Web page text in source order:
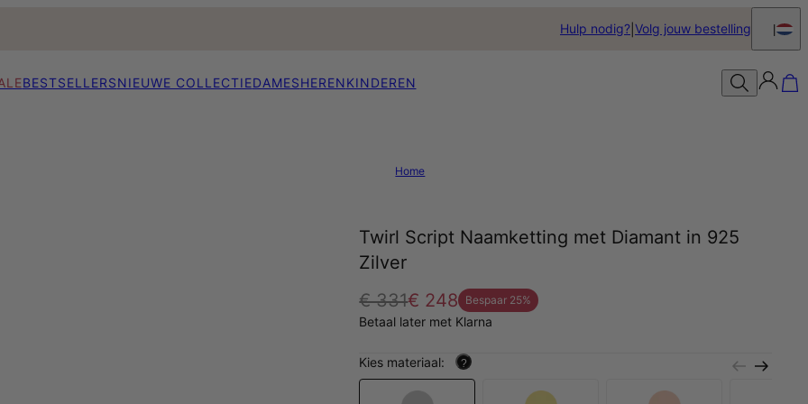
Hulp nodig? Volg jouw bestelling
BESTSELLERSNIEUWE COLLECTIEDAMESHERENKINDEREN
Home
Twirl Script Naamketting met Diamant in 925
Zilver
€ 331€ 248 Bespaar 25%
Betaal later met Klarna
Kies materiaal: ?